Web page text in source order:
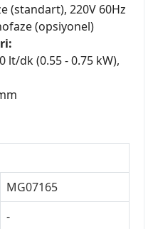
(standart), 220V 60Hz
(opsiyonel)
lt/dk (0.55 - 0.75 kW),
MG07165
-